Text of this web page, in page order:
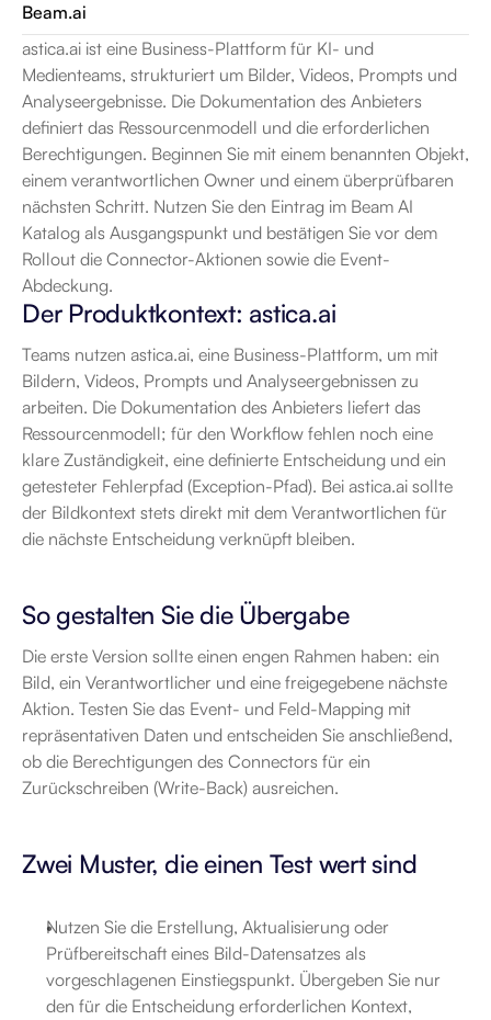
Beam.ai
astica.ai ist eine Business-Plattform für KI- und
Medienteams, strukturiert um Bilder, Videos, Prompts und
Analyseergebnisse. Die Dokumentation des Anbieters
definiert das Ressourcenmodell und die erforderlichen
Berechtigungen. Beginnen Sie mit einem benannten Objekt,
einem verantwortlichen Owner und einem überprüfbaren
nächsten Schritt. Nutzen Sie den Eintrag im Beam AI
Katalog als Ausgangspunkt und bestätigen Sie vor dem
Rollout die Connector-Aktionen sowie die Event-
Abdeckung.
Der Produktkontext: astica.ai
Teams nutzen astica.ai, eine Business-Plattform, um mit
Bildern, Videos, Prompts und Analyseergebnissen zu
arbeiten. Die Dokumentation des Anbieters liefert das
Ressourcenmodell; für den Workflow fehlen noch eine
klare Zuständigkeit, eine definierte Entscheidung und ein
getesteter Fehlerpfad (Exception-Pfad). Bei astica.ai sollte
der Bildkontext stets direkt mit dem Verantwortlichen für
die nächste Entscheidung verknüpft bleiben.
So gestalten Sie die Übergabe
Die erste Version sollte einen engen Rahmen haben: ein
Bild, ein Verantwortlicher und eine freigegebene nächste
Aktion. Testen Sie das Event- und Feld-Mapping mit
repräsentativen Daten und entscheiden Sie anschließend,
ob die Berechtigungen des Connectors für ein
Zurückschreiben (Write-Back) ausreichen.
Zwei Muster, die einen Test wert sind
Nutzen Sie die Erstellung, Aktualisierung oder
Prüfbereitschaft eines Bild-Datensatzes als
vorgeschlagenen Einstiegspunkt. Übergeben Sie nur
den für die Entscheidung erforderlichen Kontext,